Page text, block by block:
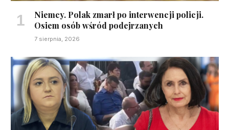
Niemcy. Polak zmarł po interwencji policji.
Osiem osób wśród podejrzanych
7 sierpnia, 2026